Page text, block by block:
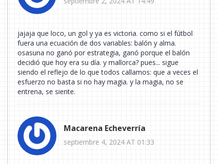
jajaja que loco, un gol y ya es victoria. como si el fútbol
fuera una ecuación de dos variables: balón y alma.
osasuna no ganó por estrategia, ganó porque el balón
decidió que hoy era su día. y mallorca? pues... sigue
siendo el reflejo de lo que todos callamos: que a veces el
esfuerzo no basta si no hay magia. y la magia, no se
entrena, se siente.
Macarena Echeverría
septiembre 4, 2024 AT 01:33